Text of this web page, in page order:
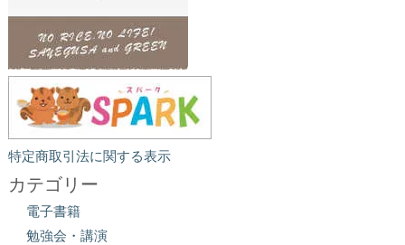
特定商取引法に関する表示
カテゴリー
電子書籍
勉強会・講演